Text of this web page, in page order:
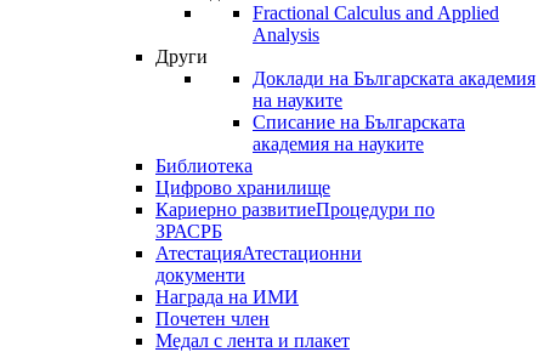
Fractional Calculus and Applied
Analysis
Други
Доклади на Българската академия
на науките
Списание на Българската
академия на науките
Библиотека
Цифрово хранилище
Кариерно развитиеПроцедури по
ЗРАСРБ
АтестацияАтестационни
документи
Награда на ИМИ
Почетен член
Медал с лента и плакет